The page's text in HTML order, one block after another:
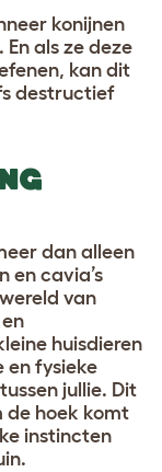
konijnen
als ze deze
kan dit
destructief
dan alleen
en cavia’s
van
huisdieren
en fysieke
jullie. Dit
de hoek komt
instincten